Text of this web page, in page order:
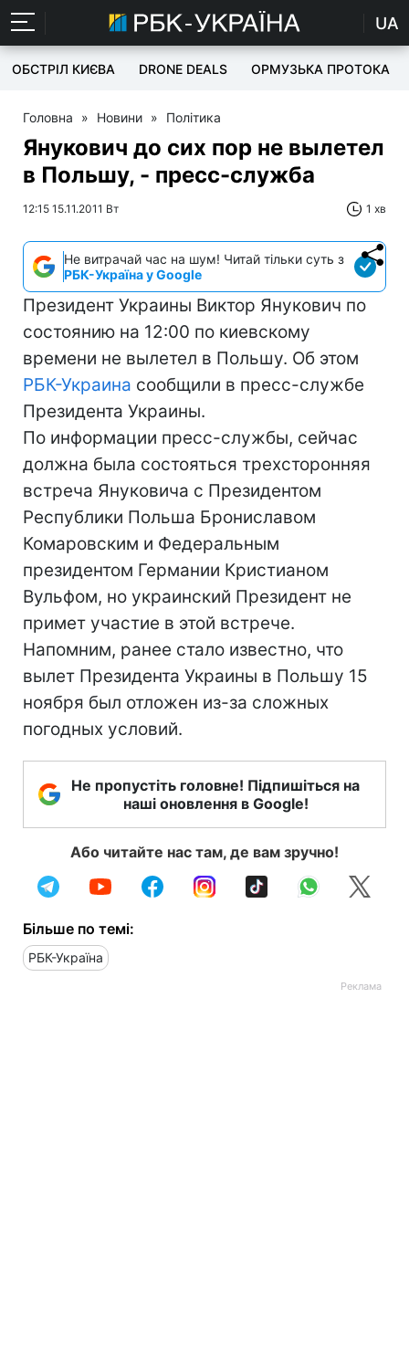
UA
ОБСТРІЛ КИЄВА DRONE DEALS ОРМУЗЬКА ПРОТОКА
Головна » Новини » Політика
Янукович до сих пор не вылетел
в Польшу, - пресс-служба
12:15 15.11.2011 Вт 1 хв
Не витрачай час на шум! Читай тільки суть з
РБК-Україна у Google
Президент Украины Виктор Янукович по
состоянию на 12:00 по киевскому
времени не вылетел в Польшу. Об этом
РБК-Украина сообщили в пресс-службе
Президента Украины.
По информации пресс-службы, сейчас
должна была состояться трехсторонняя
встреча Януковича с Президентом
Республики Польша Брониславом
Комаровским и Федеральным
президентом Германии Кристианом
Вульфом, но украинский Президент не
примет участие в этой встрече.
Напомним, ранее стало известно, что
вылет Президента Украины в Польшу 15
ноября был отложен из-за сложных
погодных условий.
Не пропустіть головне! Підпишіться на
наші оновлення в Google!
Або читайте нас там, де вам зручно!
Більше по темі:
РБК-Україна